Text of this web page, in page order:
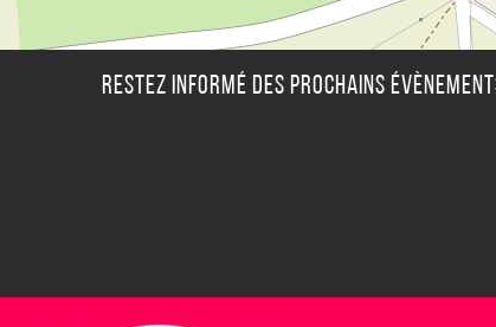
RESTEZ INFORMÉ DES PROCHAINS